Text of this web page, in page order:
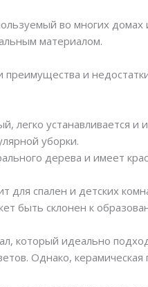
во многих домах
материалом.
и
легко устанавливается и
уборки.
дерева и имеет
спален и детских
быть склонен к
который идеально
Однако,